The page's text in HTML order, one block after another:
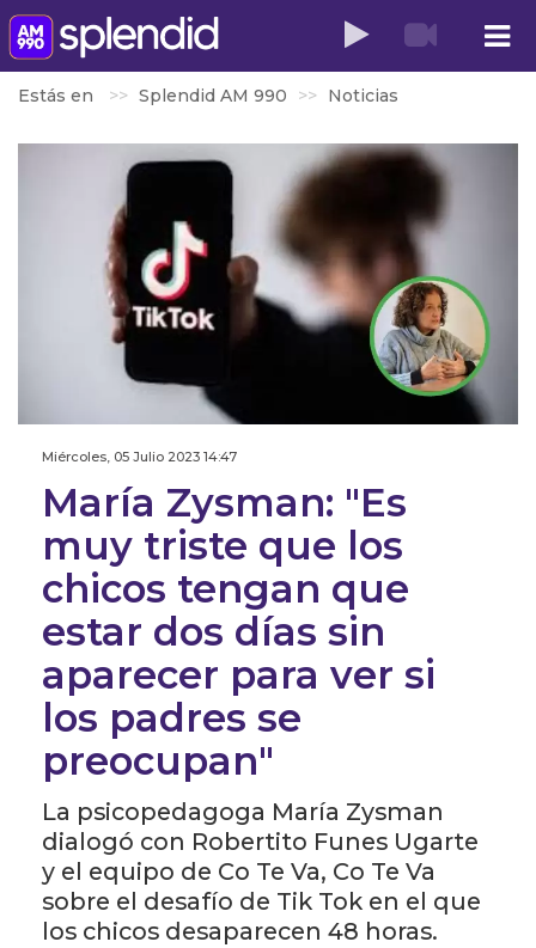
Estás en Splendid AM 990 Noticias
Miércoles, 05 Julio 2023 14:47
María Zysman: "Es
muy triste que los
chicos tengan que
estar dos días sin
aparecer para ver si
los padres se
preocupan"
La psicopedagoga María Zysman
dialogó con Robertito Funes Ugarte
y el equipo de Co Te Va, Co Te Va
sobre el desafío de Tik Tok en el que
los chicos desaparecen 48 horas.